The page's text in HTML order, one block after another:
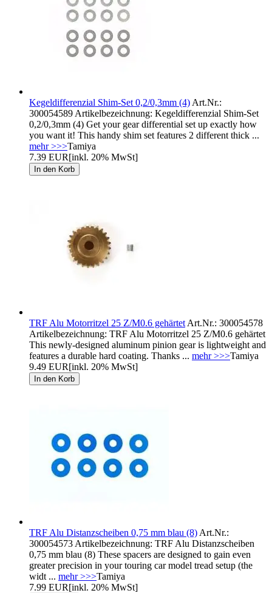
Kegeldifferenzial Shim-Set 0,2/0,3mm (4) Art.Nr.:
300054589 Artikelbezeichnung: Kegeldifferenzial Shim-Set
0,2/0,3mm (4) Get your gear differential set up exactly how
you want it! This handy shim set features 2 different thick ...
mehr >>>Tamiya
7.39 EUR[inkl. 20% MwSt]
TRF Alu Motorritzel 25 Z/M0.6 gehärtet Art.Nr.: 300054578
Artikelbezeichnung: TRF Alu Motorritzel 25 Z/M0.6 gehärtet
This newly-designed aluminum pinion gear is lightweight and
features a durable hard coating. Thanks ... mehr >>>Tamiya
9.49 EUR[inkl. 20% MwSt]
TRF Alu Distanzscheiben 0,75 mm blau (8) Art.Nr.:
300054573 Artikelbezeichnung: TRF Alu Distanzscheiben
0,75 mm blau (8) These spacers are designed to gain even
greater precision in your touring car model tread setup (the
widt ... mehr >>>Tamiya
7.99 EUR[inkl. 20% MwSt]